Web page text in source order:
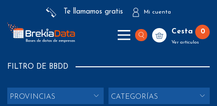
Te llamamos gratis Mi cuenta
Cesta 0
Ver artículos
FILTRO DE BBDD
PROVINCIAS CATEGORÍAS